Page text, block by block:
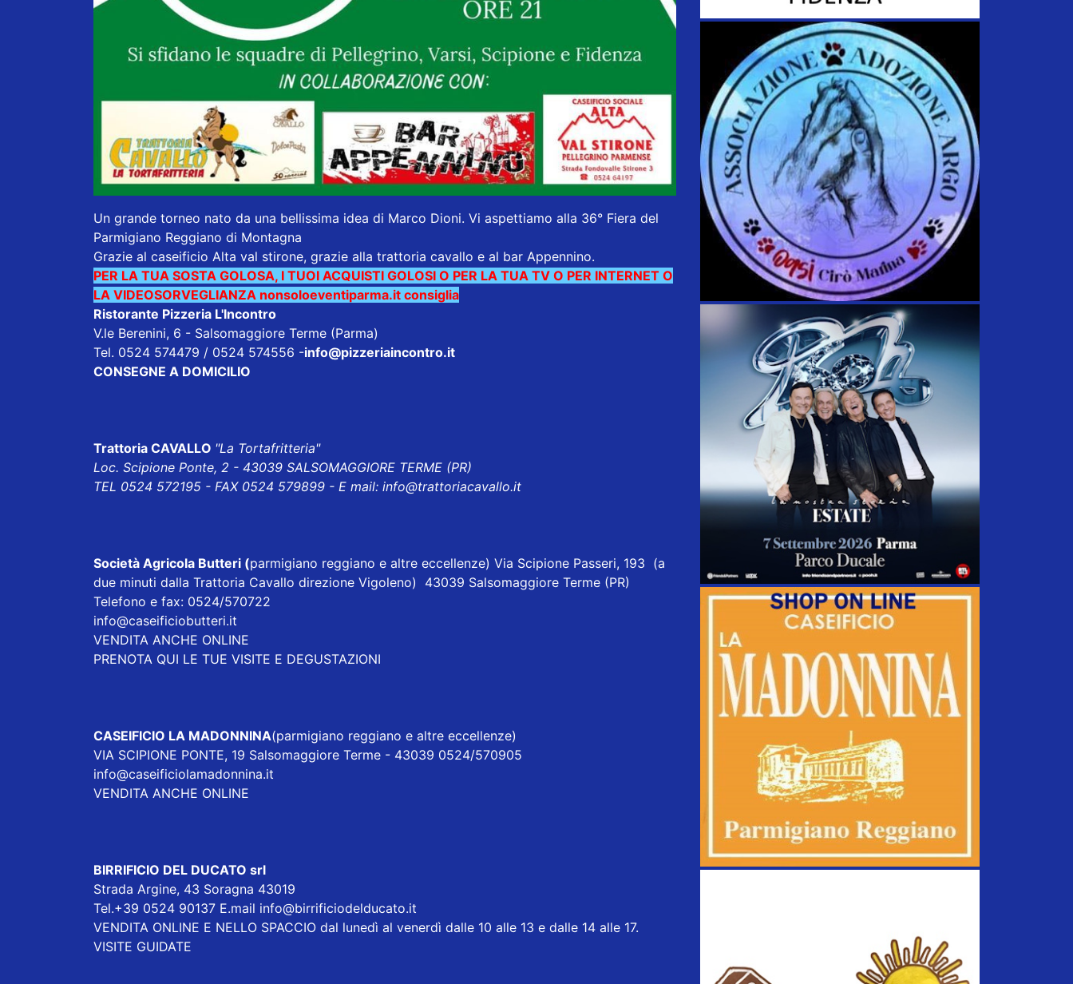
Un grande torneo nato da una bellissima idea di Marco Dioni. Vi aspettiamo alla 36° Fiera del
Parmigiano Reggiano di Montagna
Grazie al caseificio Alta val stirone, grazie alla trattoria cavallo e al bar Appennino.
PER LA TUA SOSTA GOLOSA, I TUOI ACQUISTI GOLOSI O PER LA TUA TV O PER INTERNET O
LA VIDEOSORVEGLIANZA nonsoloeventiparma.it consiglia
Ristorante Pizzeria L'Incontro
V.le Berenini, 6 - Salsomaggiore Terme (Parma)
Tel. 0524 574479 / 0524 574556 -info@pizzeriaincontro.it
CONSEGNE A DOMICILIO
Trattoria CAVALLO "La Tortafritteria"
Loc. Scipione Ponte, 2 - 43039 SALSOMAGGIORE TERME (PR)
TEL 0524 572195 - FAX 0524 579899 - E mail: info@trattoriacavallo.it
Società Agricola Butteri (parmigiano reggiano e altre eccellenze) Via Scipione Passeri, 193 (a
due minuti dalla Trattoria Cavallo direzione Vigoleno) 43039 Salsomaggiore Terme (PR)
Telefono e fax: 0524/570722
info@caseificiobutteri.it
VENDITA ANCHE ONLINE
PRENOTA QUI LE TUE VISITE E DEGUSTAZIONI
CASEIFICIO LA MADONNINA(parmigiano reggiano e altre eccellenze)
VIA SCIPIONE PONTE, 19 Salsomaggiore Terme - 43039 0524/570905
info@caseificiolamadonnina.it
VENDITA ANCHE ONLINE
BIRRIFICIO DEL DUCATO srl
Strada Argine, 43 Soragna 43019
Tel.+39 0524 90137 E.mail info@birrificiodelducato.it
VENDITA ONLINE E NELLO SPACCIO dal lunedì al venerdì dalle 10 alle 13 e dalle 14 alle 17.
VISITE GUIDATE